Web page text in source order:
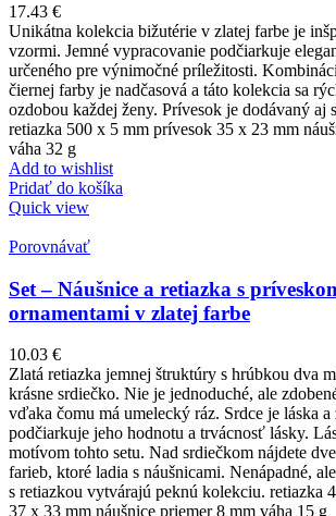
17.43 €
Unikátna kolekcia bižutérie v zlatej farbe je
vzormi. Jemné vypracovanie podčiarkuje
určeného pre výnimočné príležitosti.
čiernej farby je nadčasová a táto kolekcia sa
ozdobou každej ženy. Prívesok je dodávaný aj
retiazka 500 x 5 mm prívesok 35 x 23 mm
váha 32 g
Add to wishlist
Pridať do košíka
Quick view
Porovnávať
Set – Náušnice a retiazka s
ornamentami v zlatej farbe
10.03 €
Zlatá retiazka jemnej štruktúry s hrúbkou dva
krásne srdiečko. Nie je jednoduché, ale
vďaka čomu má umelecký ráz. Srdce je láska a
podčiarkuje jeho hodnotu a trvácnosť lásky.
motívom tohto setu. Nad srdiečkom nájdete
farieb, ktoré ladia s náušnicami. Nenápadné,
s retiazkou vytvárajú peknú kolekciu. retiazka
37 x 33 mm náušnice priemer 8 mm váha 15 g